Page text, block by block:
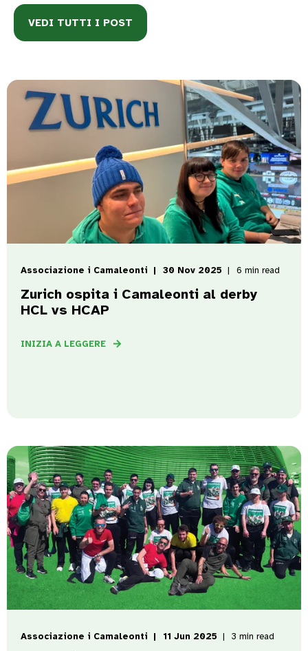
VEDI TUTTI I POST
Associazione i Camaleonti 30 Nov 2025 6 min read
Zurich ospita i Camaleonti al derby
HCL vs HCAP
INIZIA A LEGGERE
Associazione i Camaleonti 11 Jun 2025 3 min read